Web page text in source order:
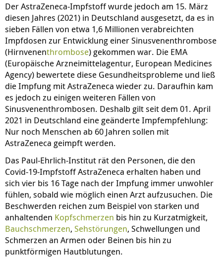
Der AstraZeneca-Impfstoff wurde jedoch am 15. März
diesen Jahres (2021) in Deutschland ausgesetzt, da es in
sieben Fällen von etwa 1,6 Millionen verabreichten
Impfdosen zur Entwicklung einer Sinusvenenthrombose
(Hirnvenenthrombose) gekommen war. Die EMA
(Europäische Arzneimittelagentur, European Medicines
Agency) bewertete diese Gesundheitsprobleme und ließ
die Impfung mit AstraZeneca wieder zu. Daraufhin kam
es jedoch zu einigen weiteren Fällen von
Sinusvenenthrombosen. Deshalb gilt seit dem 01. April
2021 in Deutschland eine geänderte Impfempfehlung:
Nur noch Menschen ab 60 Jahren sollen mit
AstraZeneca geimpft werden.
Das Paul-Ehrlich-Institut rät den Personen, die den
Covid-19-Impfstoff AstraZeneca erhalten haben und
sich vier bis 16 Tage nach der Impfung immer unwohler
fühlen, sobald wie möglich einen Arzt aufzusuchen. Die
Beschwerden reichen zum Beispiel von starken und
anhaltenden Kopfschmerzen bis hin zu Kurzatmigkeit,
Bauchschmerzen, Sehstörungen, Schwellungen und
Schmerzen an Armen oder Beinen bis hin zu
punktförmigen Hautblutungen.